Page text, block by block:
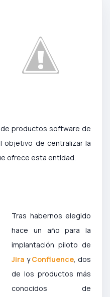
productos software de
objetivo de centralizar la
ofrece esta entidad.
Tras habernos elegido
hace un año para la
implantación piloto de
Jira yConfluence, dos
de los productos más
conocidos de